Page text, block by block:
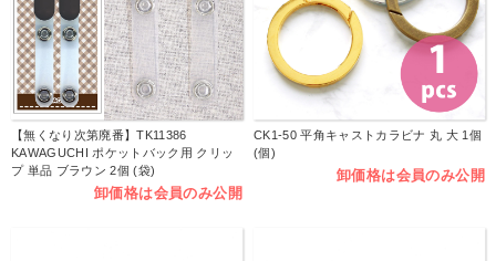
【無くなり次第廃番】TK11386
KAWAGUCHI ポケットバック用 クリッ
プ 単品 ブラウン 2個 (袋)
卸価格は会員のみ公開
CK1-50 平角キャストカラビナ 丸 大 1個
(個)
卸価格は会員のみ公開